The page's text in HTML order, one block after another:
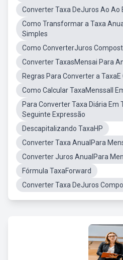
Converter Taxa DeJuros Ao Ao
Como Transformar a Taxa
Simples
Como ConverterJuros
Converter TaxasMensai Para
Regras Para Converter a TaxaE
Como Calcular TaxaMenssall
Para Converter Taxa Diária Em
Seguinte Expressão
Descapitalizando TaxaHP
Converter Taxa AnualPara
Converter Juros AnualPara
Fórmula TaxaForward
Converter Taxa DeJuros